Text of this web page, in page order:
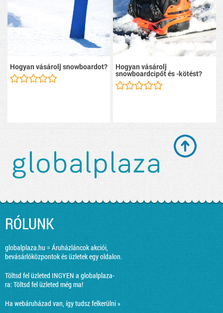
Hogyan vásárolj snowboardot? Hogyan vásárolj
snowboardcipőt és -kötést?
RÓLUNK
globalplaza.hu = Áruházláncok akciói,
bevásárlóközpontok és üzletek egy oldalon.
Töltsd fel üzleted INGYEN a globalplaza-
ra:Töltsd fel üzleted még ma!
Ha webáruházad van, így tudsz felkerülni »